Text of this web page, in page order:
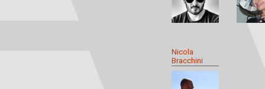
Nicola
Bracchini